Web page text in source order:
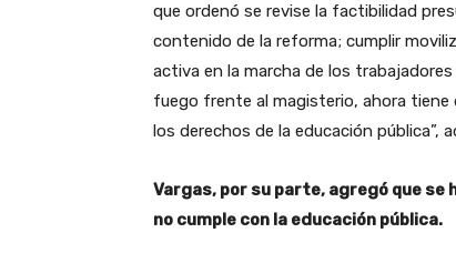
que ordenó se revise la factibilidad
contenido de la reforma; cumplir
activa en la marcha de los trabajadores
fuego frente al magisterio, ahora tiene
los derechos de la educación pública”,
Vargas, por su parte, agregó que se
no cumple con la educación pública.